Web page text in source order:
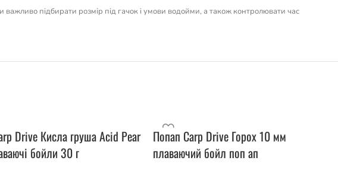
важливо підбирати розмір під гачок і умови водойми, а також контролювати час
Drive Кисла груша Acid Pear
бойли 30 г
Попап Carp Drive Горох 10 мм
плаваючий бойл поп ап